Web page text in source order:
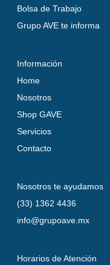
Bolsa de Trabajo
Grupo AVE te informa
Información
Home
Nosotros
Shop GAVE
Servicios
Contacto
Nosotros te ayudamos
(33) 1362 4436
info@grupoave.mx
Horarios de Atención